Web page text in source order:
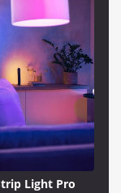
Light Pro